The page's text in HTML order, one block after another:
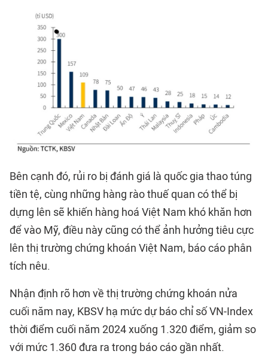
Bên cạnh đó, rủi ro bị đánh giá là quốc gia thao túng
tiền tệ, cùng những hàng rào thuế quan có thể bị
dựng lên sẽ khiến hàng hoá Việt Nam khó khăn hơn
để vào Mỹ, điều này cũng có thể ảnh hưởng tiêu cực
lên thị trường chứng khoán Việt Nam, báo cáo phân
tích nêu.
Nhận định rõ hơn về thị trường chứng khoán nửa
cuối năm nay, KBSV hạ mức dự báo chỉ số VN-Index
thời điểm cuối năm 2024 xuống 1.320 điểm, giảm so
với mức 1.360 đưa ra trong báo cáo gần nhất.